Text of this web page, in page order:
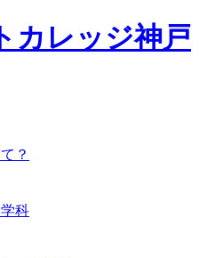
カレッジ神戸
？
科